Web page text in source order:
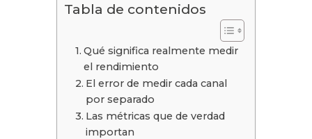
Tabla de contenidos
Qué significa realmente medir
el rendimiento
El error de medir cada canal
por separado
Las métricas que de verdad
importan